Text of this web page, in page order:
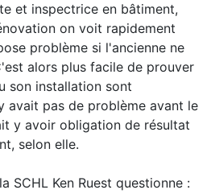
et inspectrice en bâtiment,
on voit rapidement
problème si l'ancienne ne
alors plus facile de prouver
son installation sont
avait pas de problème avant le
y avoir obligation de résultat
selon elle.
SCHL Ken Ruest questionne :